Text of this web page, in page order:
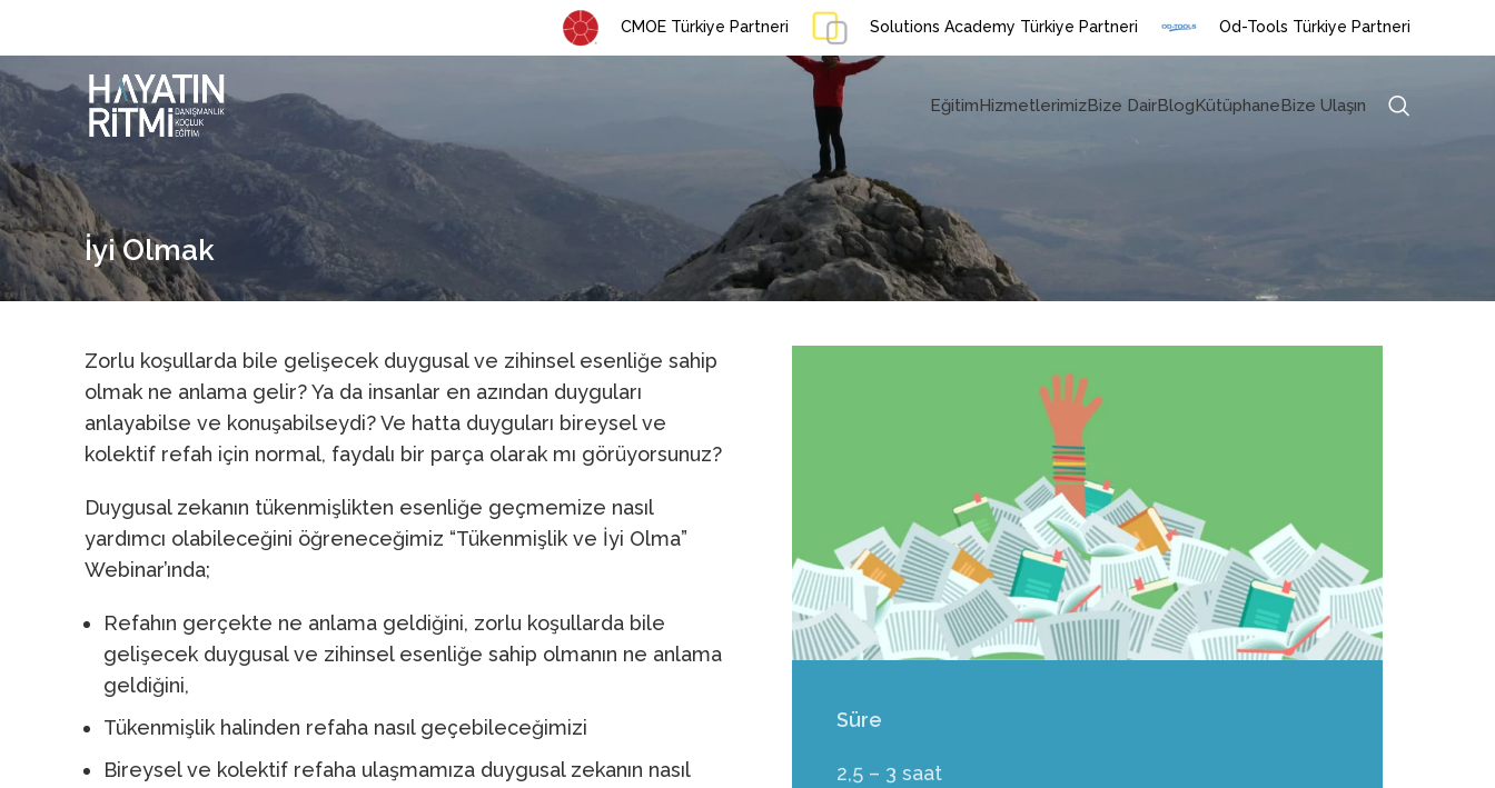
CMOE Türkiye Partneri Solutions Academy Türkiye Partneri Od-Tools Türkiye Partneri
EğitimHizmetlerimizBize DairBlogKütüphaneBize Ulaşın
İyi Olmak
Zorlu koşullarda bile gelişecek duygusal ve zihinsel esenliğe sahip
olmak ne anlama gelir? Ya da insanlar en azından duyguları
anlayabilse ve konuşabilseydi? Ve hatta duyguları bireysel ve
kolektif refah için normal, faydalı bir parça olarak mı görüyorsunuz?
Duygusal zekanın tükenmişlikten esenliğe geçmemize nasıl
yardımcı olabileceğini öğreneceğimiz “Tükenmişlik ve İyi Olma”
Webinar’ında;
Refahın gerçekte ne anlama geldiğini, zorlu koşullarda bile
gelişecek duygusal ve zihinsel esenliğe sahip olmanın ne anlama
geldiğini,
Tükenmişlik halinden refaha nasıl geçebileceğimizi
Bireysel ve kolektif refaha ulaşmamıza duygusal zekanın nasıl
Süre
2,5 – 3 saat